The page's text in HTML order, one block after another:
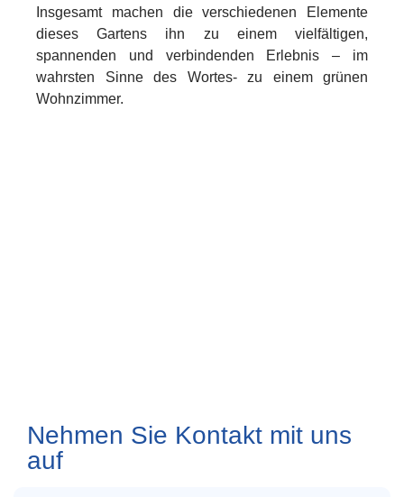
Insgesamt machen die verschiedenen Elemente
dieses Gartens ihn zu einem vielfältigen,
spannenden und verbindenden Erlebnis – im
wahrsten Sinne des Wortes- zu einem grünen
Wohnzimmer.
Nehmen Sie Kontakt mit uns
auf